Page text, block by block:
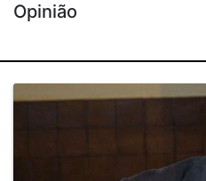
Opinião